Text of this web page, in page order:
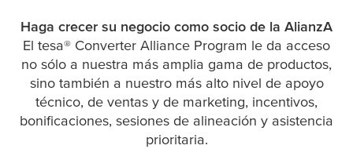
Haga crecer su negocio como socio de la AlianzA
El tesa® Converter Alliance Program le da acceso
no sólo a nuestra más amplia gama de productos,
sino también a nuestro más alto nivel de apoyo
técnico, de ventas y de marketing, incentivos,
bonificaciones, sesiones de alineación y asistencia
prioritaria.